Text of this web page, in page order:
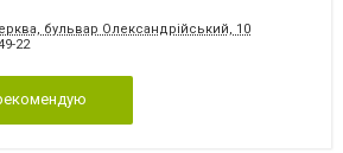
бульвар Олександрійський, 10
22